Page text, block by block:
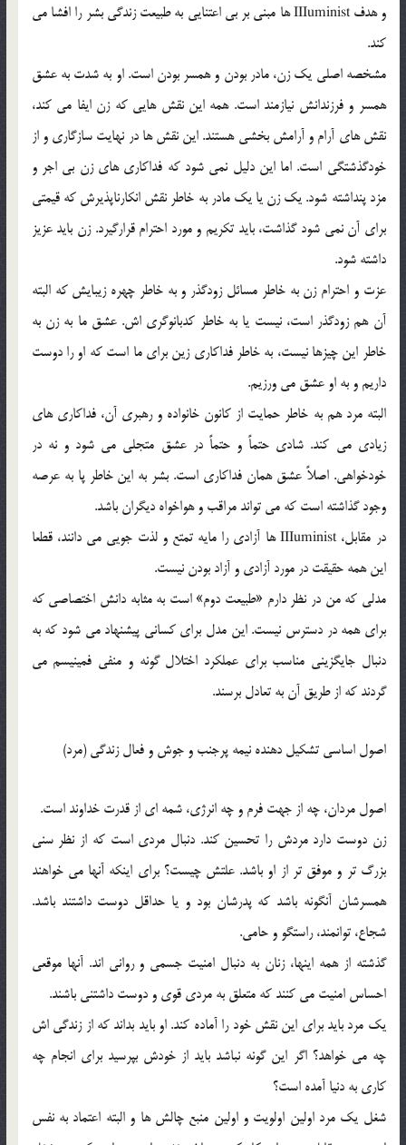
و هدف IIIuminist ها مبني بر بي اعتنايي به طبيعت زندگي بشر را افشا مي
كند.
مشخصه اصلي يك زن، مادر بودن و همسر بودن است. او به شدت به عشق
همسر و فرزندانش نيازمند است. همه اين نقش هايي كه زن ايفا مي كند،
نقش هاي آرام و آرامش بخشي هستند. اين نقش ها در نهايت سازگاري و از
خودگذشتگي است. اما اين دليل نمي شود كه فداكاري هاي زن بي اجر و
مزد پنداشته شود. يك زن يا يك مادر به خاطر نقش انكارناپذيرش كه قيمتي
براي آن نمي شود گذاشت، بايد تكريم و مورد احترام قرارگيرد. زن بايد عزيز
داشته شود.
عزت و احترام زن به خاطر مسائل زودگذر و به خاطر چهره زيبايش كه البته
آن هم زودگذر است، نيست يا به خاطر كدبانوگري اش. عشق ما به زن به
خاطر اين چيزها نيست، به خاطر فداكاري زين براي ما است كه او را دوست
داريم و به او عشق مي ورزيم.
البته مرد هم به خاطر حمايت از كانون خانواده و رهبري آن، فداكاري هاي
زيادي مي كند. شادي حتماً و حتماً در عشق متجلي مي شود و نه در
خودخواهي. اصلاً عشق همان فداكاري است. بشر به اين خاطر پا به عرصه
وجود گذاشته است كه مي تواند مراقب و هواخواه ديگران باشد.
در مقابل، IIIuminist ها آزادي را مايه تمتع و لذت جويي مي دانند، قطعا
اين همه حقيقت در مورد آزادي و آزاد بودن نيست.
مدلي كه من در نظر دارم «طبيعت دوم» است به مثابه دانش اختصاصي كه
براي همه در دسترس نيست. اين مدل براي كساني پيشنهاد مي شود كه به
دنبال جايگزيني مناسب براي عملكرد اختلال گونه و منفي فمينيسم مي
گردند كه از طريق آن به تعادل برسند.
اصول اساسي تشكيل دهنده نيمه پرجنب و جوش و فعال زندگي (مرد)
اصول مردان، چه از جهت فرم و چه انرژي، شمه اي از قدرت خداوند است.
زن دوست دارد مردش را تحسين كند. دنبال مردي است كه از نظر سني
بزرگ تر و موفق تر از او باشد. علتش چيست؟ براي اينكه آنها مي خواهند
همسرشان آنگونه باشد كه پدرشان بود و يا حداقل دوست داشتند باشد.
شجاع، توانمند، راستگو و حامي.
گذشته از همه اينها، زنان به دنبال امنيت جسمي و رواني اند. آنها موقعي
احساس امنيت مي كنند كه متعلق به مردي قوي و دوست داشتني باشند.
يك مرد بايد براي اين نقش خود را آماده كند. او بايد بداند كه از زندگي اش
چه مي خواهد؟ اگر اين گونه نباشد بايد از خودش بپرسيد براي انجام چه
كاري به دنيا آمده است؟
شغل يك مرد اولين اولويت و اولين منبع چالش ها و البته اعتماد به نفس